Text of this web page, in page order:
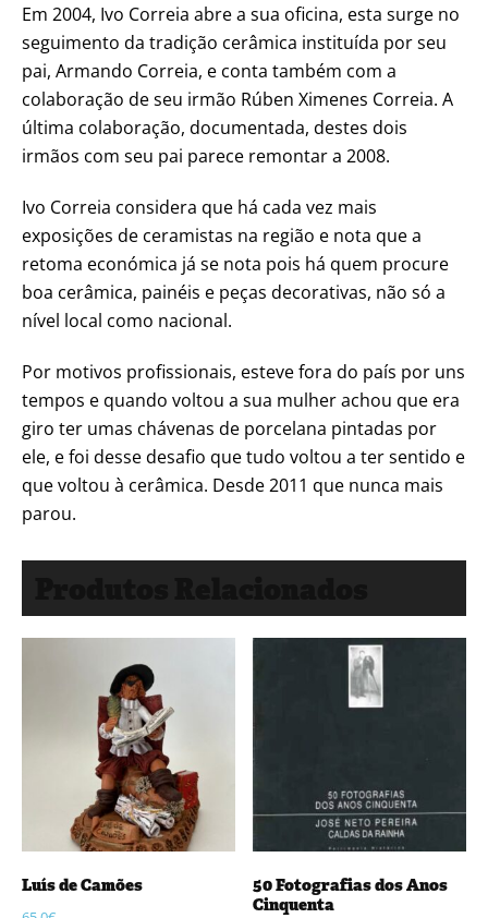
Em 2004, Ivo Correia abre a sua oficina, esta surge no
seguimento da tradição cerâmica instituída por seu
pai, Armando Correia, e conta também com a
colaboração de seu irmão Rúben Ximenes Correia. A
última colaboração, documentada, destes dois
irmãos com seu pai parece remontar a 2008.
Ivo Correia considera que há cada vez mais
exposições de ceramistas na região e nota que a
retoma económica já se nota pois há quem procure
boa cerâmica, painéis e peças decorativas, não só a
nível local como nacional.
Por motivos profissionais, esteve fora do país por uns
tempos e quando voltou a sua mulher achou que era
giro ter umas chávenas de porcelana pintadas por
ele, e foi desse desafio que tudo voltou a ter sentido e
que voltou à cerâmica. Desde 2011 que nunca mais
parou.
Luís de Camões
50 Fotografias dos Anos
Cinquenta